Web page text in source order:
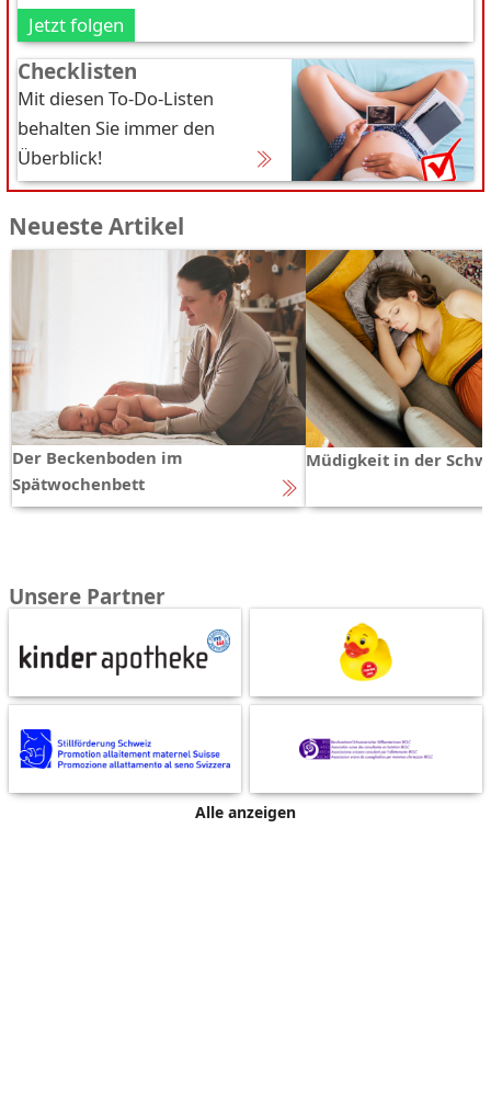
Jetzt folgen
Checklisten
Mit diesen To-Do-Listen
behalten Sie immer den
Überblick!
Neueste Artikel
Der Beckenboden im
Spätwochenbett
Müdigkeit in der
Unsere Partner
Alle anzeigen